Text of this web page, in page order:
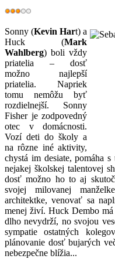
Sonny (Kevin Hart) a
Huck (Mark
Wahlberg) boli vždy
priatelia – dosť
možno najlepší
priatelia. Napriek
tomu nemôžu byť
rozdielnejší. Sonny
Fisher je zodpovedný
otec v domácnosti.
Vozí deti do školy a
na rôzne iné aktivity,
chystá im desiate, pomáha
nejakej školskej talentovej
dosť možno ho to aj
svojej milovanej
architektke, venovať sa
menej živí. Huck Dembo
dlho nevydrží, no svojou
sympatie ostatných
plánovanie dosť bujarých
nebezpečne blížia...